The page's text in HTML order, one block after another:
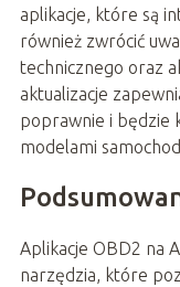
aplikacje, które są
również zwrócić
technicznego oraz
aktualizacje
poprawnie i będzie
modelami
Aplikacje OBD2 na
narzędzia, które